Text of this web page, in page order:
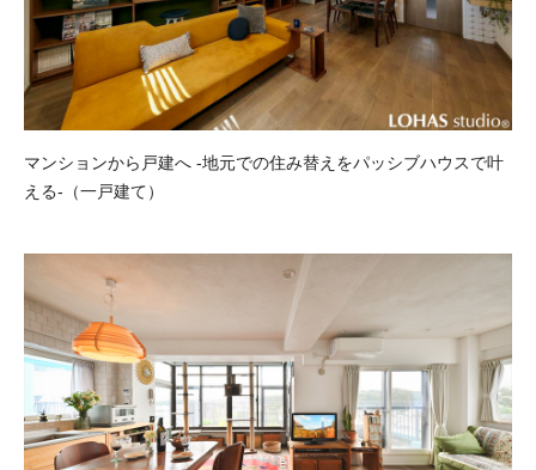
マンションから戸建へ -地元での住み替えをパッシブハウスで叶
える-（一戸建て）